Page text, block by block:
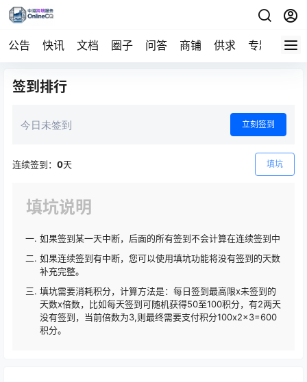
公告 快讯 文档 圈子 问答 商铺 供求 专题 导航
签到排行
今日未签到 立刻签到
连续签到： 0天 填坑
填坑说明
如果签到某一天中断，后面的所有签到不会计算在连续签到中
如果连续签到有中断，您可以使用填坑功能将没有签到的天数
补充完整。
填坑需要消耗积分，计算方法是：每日签到最高限x未签到的
天数x倍数，比如每天签到可随机获得50至100积分，有2两天
没有签到，当前倍数为3,则最终需要支付积分100x2x3=600
积分。